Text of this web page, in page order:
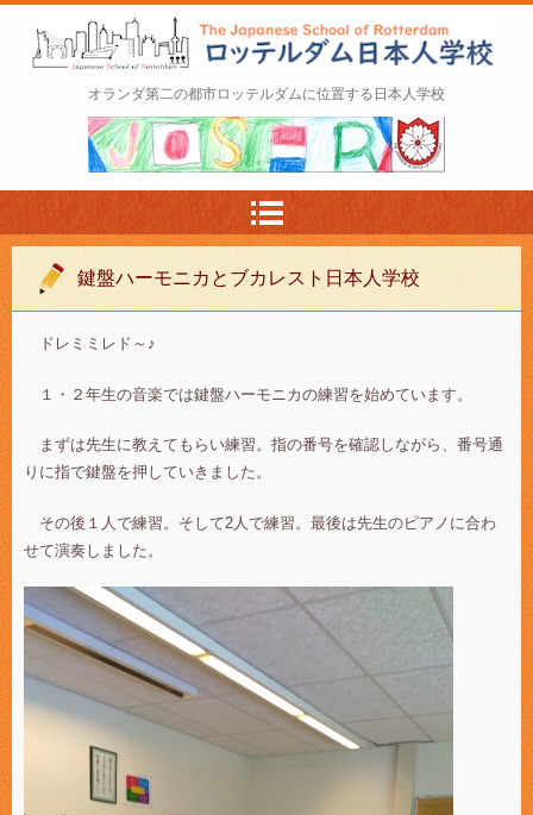
ロッテルダム日本人学校 The Japanese Schoo
l of Rotterdam
オランダ第二の都市ロッテルダムに位置する日本人学校
鍵盤ハーモニカとブカレスト日本人学校
ドレミミレド～♪
１・２年生の音楽では鍵盤ハーモニカの練習を始めています。
まずは先生に教えてもらい練習。指の番号を確認しながら、番号通
りに指で鍵盤を押していきました。
その後１人で練習。そして2人で練習。最後は先生のピアノに合わ
せて演奏しました。